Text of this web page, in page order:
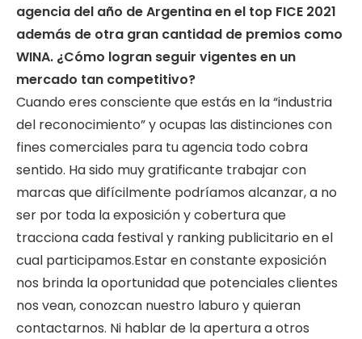
agencia del año de Argentina en el top FICE 2021
además de otra gran cantidad de premios como
WINA. ¿Cómo logran seguir vigentes en un
mercado tan competitivo?
Cuando eres consciente que estás en la “industria
del reconocimiento” y ocupas las distinciones con
fines comerciales para tu agencia todo cobra
sentido. Ha sido muy gratificante trabajar con
marcas que difícilmente podríamos alcanzar, a no
ser por toda la exposición y cobertura que
tracciona cada festival y ranking publicitario en el
cual participamos.Estar en constante exposición
nos brinda la oportunidad que potenciales clientes
nos vean, conozcan nuestro laburo y quieran
contactarnos. Ni hablar de la apertura a otros